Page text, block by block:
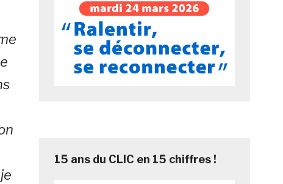
15 ans du CLIC en 15 chiffres !